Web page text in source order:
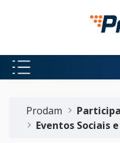
Pular para o Conteúdo
Prodam
Eventos Sociais